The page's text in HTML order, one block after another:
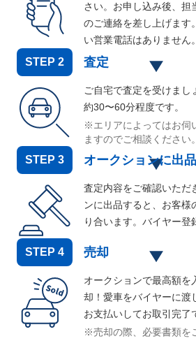
さい。お申し込み後、担
のご連絡を差し上げます
い営業電話はありません。
STEP 2 査定
ご自宅で査定を受けまし
約30〜60分程度です。
※エリアによってはお伺
ますのでご相談ください。
STEP 3 オークションに出品
査定内容をご確認いただ
ンに出品すると、お客様
り合います。バイヤー登
STEP 4 売却
オークションで最高額を
却！愛車をバイヤーに渡
お支払いしてお取引完了
※売却の際、必要書類を